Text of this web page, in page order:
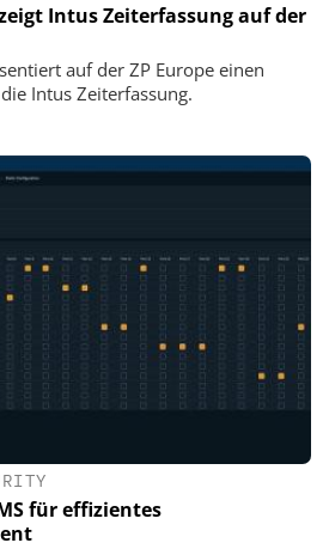
Intus Zeiterfassung auf der
auf der ZP Europe einen
Intus Zeiterfassung.
für effizientes